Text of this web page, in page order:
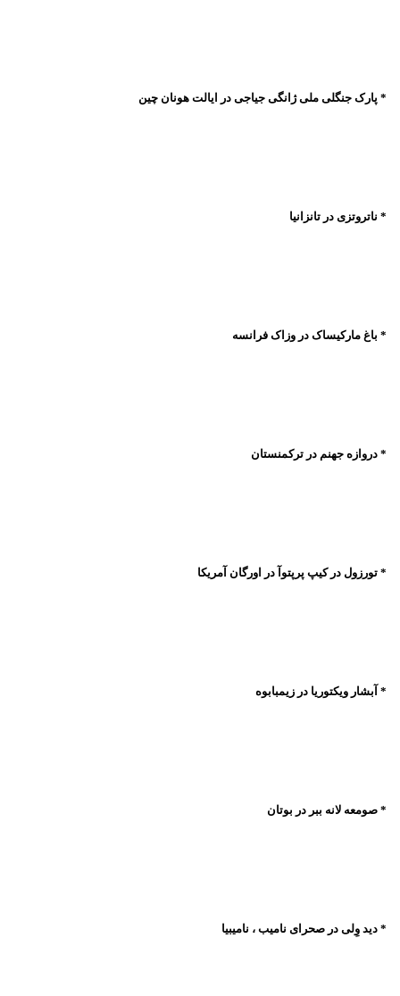
* پارک جنگلی ملی ژانگی جیاجی در ایالت هونان چین
* ناتروتزی در تانزانیا
* باغ مارکیساک در وزاک فرانسه
* دروازه جهنم در ترکمنستان
* تورزول در کیپ پرپتوآ در اورگان آمریکا
* آبشار ویکتوریا در زیمبابوه
* صومعه لانه ببر در بوتان
* دید وِلی در صحرای نامیب ،‌ نامیبیا